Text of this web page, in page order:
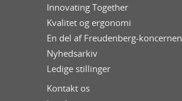
Innovating Together
Kvalitet og ergonomi
En del af Freudenberg-koncernen
Nyhedsarkiv
Ledige stillinger
Kontakt os